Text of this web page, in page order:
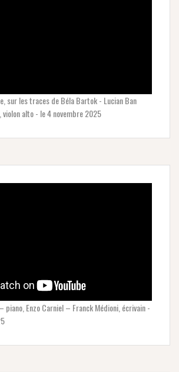
sur les traces de Béla Bartok - Lucian Ban
violon alto - le 4 novembre 2025
piano, Enzo Carniel – Franck Médioni, écrivain -